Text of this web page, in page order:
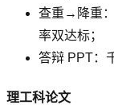
查重→降重
率双达标；
答辩 PPT：
理工科论文